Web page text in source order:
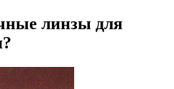
линзы для